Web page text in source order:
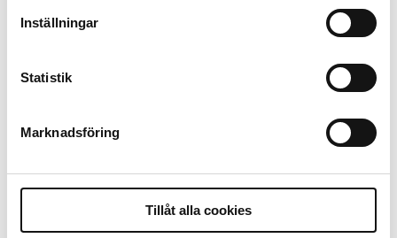
Inställningar
Statistik
Marknadsföring
Tillåt alla cookies
Slutreplik:
motiv
Det är inte evidenskrav som
bakbinder polisen